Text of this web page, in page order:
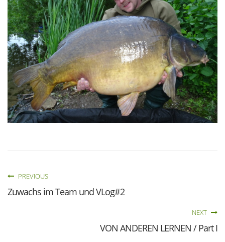
PREVIOUS
Zuwachs im Team und VLog#2
NEXT
VON ANDEREN LERNEN / Part I